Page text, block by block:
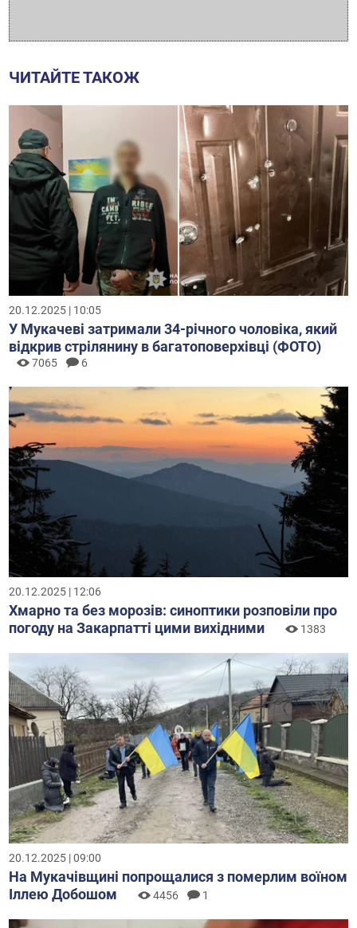
ЧИТАЙТЕ ТАКОЖ
20.12.2025 | 10:05
У Мукачеві затримали 34-річного чоловіка, який
відкрив стрілянину в багатоповерхівці (ФОТО)
7065 6
20.12.2025 | 12:06
Хмарно та без морозів: синоптики розповіли про
погоду на Закарпатті цими вихідними
1383
20.12.2025 | 09:00
На Мукачівщині попрощалися з померлим воїном
Іллею Добошом
4456 1